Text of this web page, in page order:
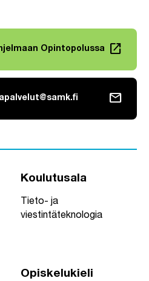
Opintopolussa launch
mail
Koulutusala
Tieto- ja
viestintäteknologia
Opiskelukieli